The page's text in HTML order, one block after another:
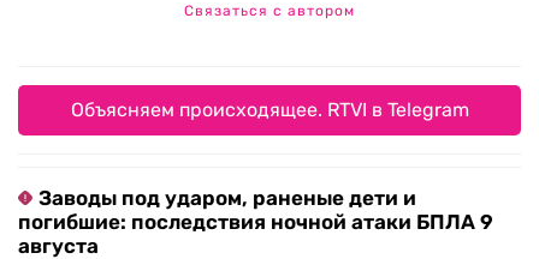
Связаться с автором
Объясняем происходящее. RTVI в Telegram
Заводы под ударом, раненые дети и
погибшие: последствия ночной атаки БПЛА 9
августа